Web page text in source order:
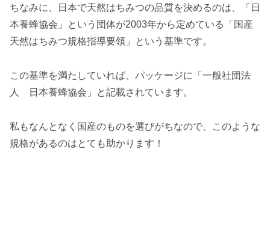
ちなみに、日本で天然はちみつの品質を決めるのは、「日
本養蜂協会」という団体が2003年から定めている「国産
天然はちみつ規格指導要領」という基準です。
この基準を満たしていれば、パッケージに「一般社団法
人 日本養蜂協会」と記載されています。
私もなんとなく国産のものを選びがちなので、このような
規格があるのはとても助かります！